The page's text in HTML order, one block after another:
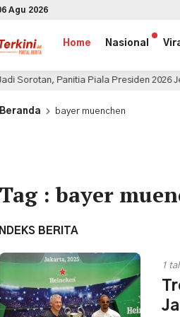
Agu 2026
Home Nasional
Piala Presiden 2026 Jelaskan Aturan
Beranda bayer muenchen
Tag : bayer
INDEKS BERITA
1